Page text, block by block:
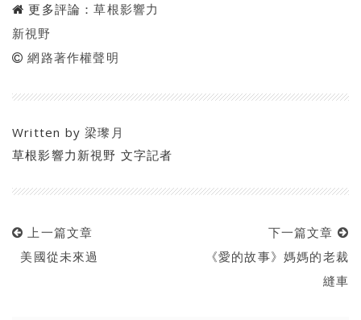
更多評論：草根影響力
新視野
網路著作權聲明
Written by梁瓈月
草根影響力新視野 文字記者
上一篇文章
美國從未來過
下一篇文章
《愛的故事》媽媽的老裁
縫車